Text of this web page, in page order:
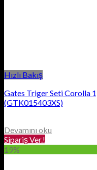
Hızlı Bakış
Gates Triger Seti Corolla
(GTK015403XS)
Devamını oku
Sipariş Ver.!
19%